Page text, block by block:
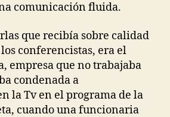
comunicación fluida.
que recibía sobre calidad
conferencistas, era el
empresa que no trabajaba
condenada a
la Tv en el programa de la
cuando una funcionaria